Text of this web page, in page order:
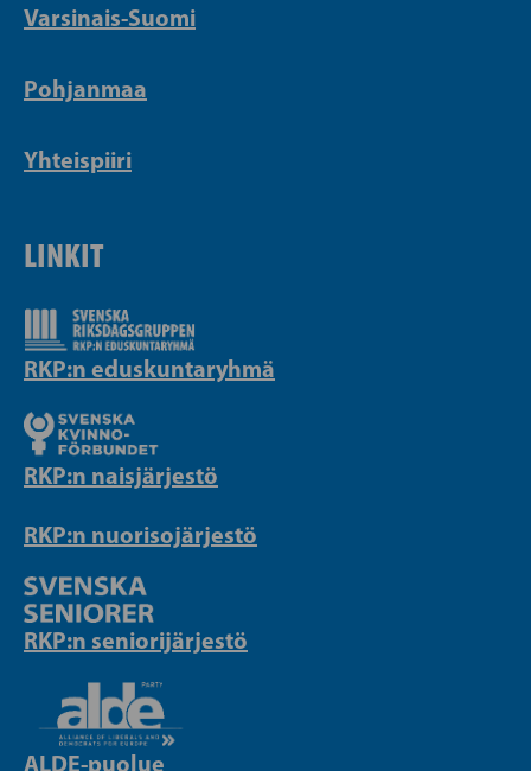
Varsinais-Suomi
Pohjanmaa
Yhteispiiri
LINKIT
RKP:n eduskuntaryhmä
RKP:n naisjärjestö
RKP:n nuorisojärjestö
RKP:n seniorijärjestö
ALDE-puolue